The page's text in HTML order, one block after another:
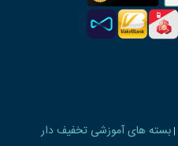
| بسته های آموزشی تخفیف دار